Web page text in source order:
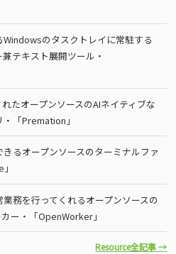
のタスクトレイに常駐する
テキスト展開ツール・
たオープンソースのAIネイティブな
「Premation」
るオープンソースのターミナルファ
務を行ってくれるオープンソースの
ー・「OpenWorker」
Resource全記事 →